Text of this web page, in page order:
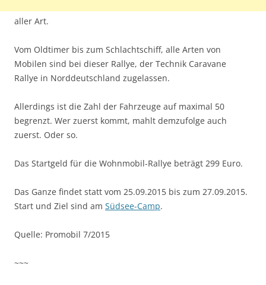
aller Art.
Vom Oldtimer bis zum Schlachtschiff, alle Arten von
Mobilen sind bei dieser Rallye, der Technik Caravane
Rallye in Norddeutschland zugelassen.
Allerdings ist die Zahl der Fahrzeuge auf maximal 50
begrenzt. Wer zuerst kommt, mahlt demzufolge auch
zuerst. Oder so.
Das Startgeld für die Wohnmobil-Rallye beträgt 299 Euro.
Das Ganze findet statt vom 25.09.2015 bis zum 27.09.2015.
Start und Ziel sind am Südsee-Camp.
Quelle: Promobil 7/2015
~~~